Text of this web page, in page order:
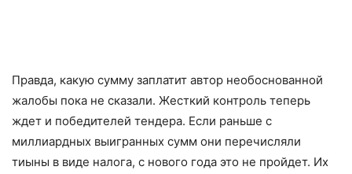
Правда, какую сумму заплатит автор необоснованной
жалобы пока не сказали. Жесткий контроль теперь
ждет и победителей тендера. Если раньше с
миллиардных выигранных сумм они перечисляли
тиыны в виде налога, с нового года это не пройдет. Их